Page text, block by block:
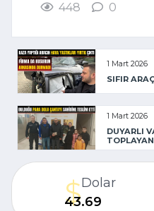
448 0
1 Mart 2026
SIFIR
1 Mart 2026
DUYARLI
Dolar
43.69